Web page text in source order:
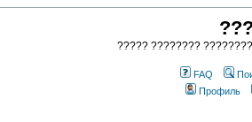
????? ????????
FAQ
Профиль